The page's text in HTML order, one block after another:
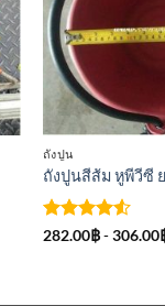
ถังปูน
ถังปูนสีส้ม หูพีวีซี
ให้คะแนน
282.00฿-306.00